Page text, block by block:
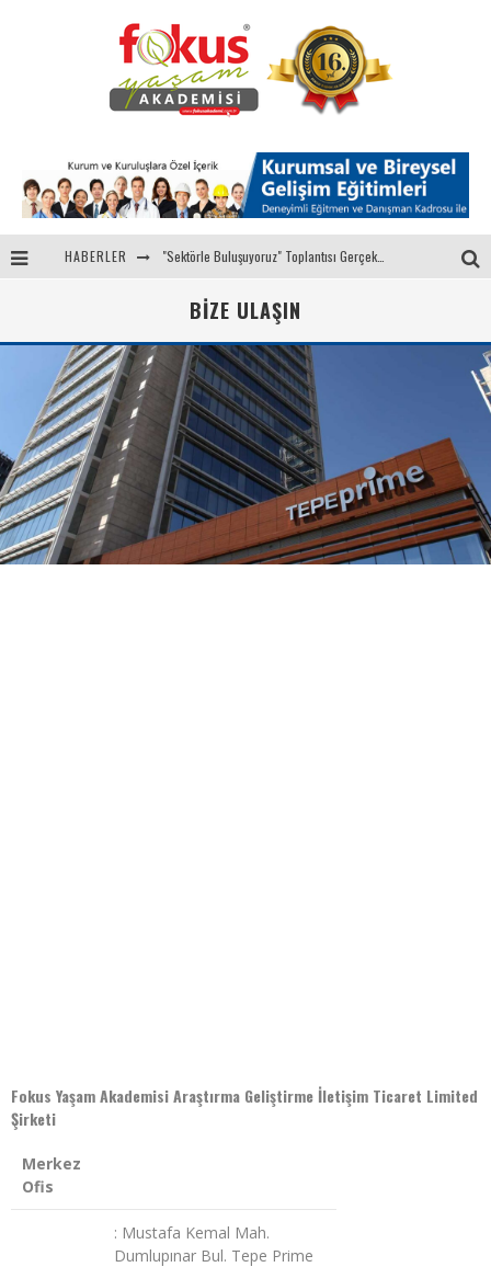
HABERLER "Sektörle Buluşuyoruz" Toplantısı Gerçekleştirildi
Parasını Veren 1'inci
Fokus Yaşam Akademisi 15. Yılında Gençleri Nasa, Harvard, Yale ile Buluşturacak!
BIZE ULAŞIN
Fokus Yaşam Akademisi Araştırma Geliştirme İletişim Ticaret Limited
Şirketi
Merkez
Ofis
: Mustafa Kemal Mah.
Dumlupınar Bul. Tepe Prime